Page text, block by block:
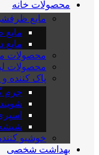
محصولات خانه
مایع
مایع
محصولات
محصولات
پاک کننده
جرم
خوشبو
بهداشت شخصی